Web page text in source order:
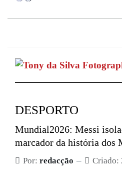
DESPORTO
Mundial2026: Messi
marcador da história dos
Por: redacção Criado: